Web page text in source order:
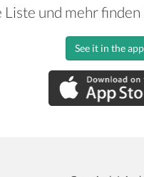
und mehr
See it in the